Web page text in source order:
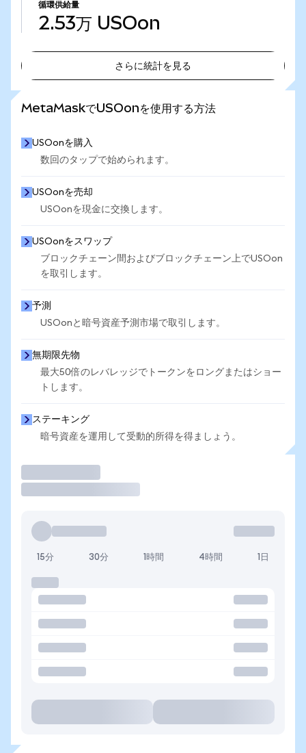
循環供給量
2.53万 USOon
さらに統計を見る
MetaMaskでUSOonを使用する方法
USOonを購入
数回のタップで始められます。
USOonを売却
USOonを現金に交換します。
USOonをスワップ
ブロックチェーン間およびブロックチェーン上でUSOon
を取引します。
予測
USOonと暗号資産予測市場で取引します。
無期限先物
最大50倍のレバレッジでトークンをロングまたはショー
トします。
ステーキング
暗号資産を運用して受動的所得を得ましょう。
15分 30分 1時間 4時間 1日